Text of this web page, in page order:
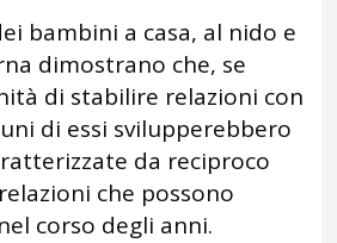
bambini a casa, al nido e
dimostrano che, se
di stabilire relazioni con
di essi svilupperebbero
da reciproco
che possono
corso degli anni.